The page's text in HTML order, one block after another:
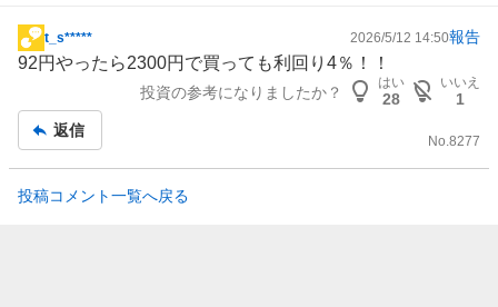
掲
示
事
t_s***** 2026/5/12 14:50報告
92円やったら2300円で買っても利回り4％！！
投資の参考になりましたか？
はい
28
いいえ
1
返信
No.8277
投稿コメント一覧へ戻る